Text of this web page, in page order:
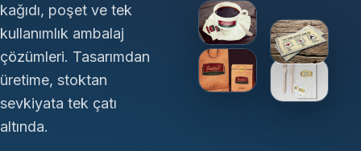
kağıdı, poşet ve tek
kullanımlık ambalaj
çözümleri. Tasarımdan
üretime, stoktan
sevkiyata tek çatı
altında.